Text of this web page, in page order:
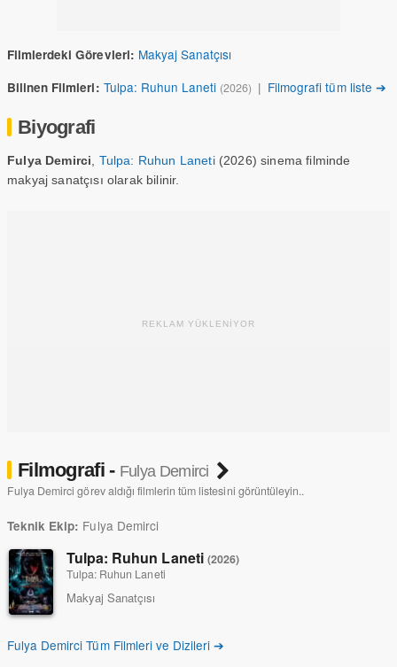
Filmlerdeki Görevleri: Makyaj Sanatçısı
Bilinen Filmleri: Tulpa: Ruhun Laneti (2026) | Filmografi tüm liste ➔
Biyografi
Fulya Demirci Tulpa: Ruhun Laneti(2026) sinema filminde
makyaj sanatçısı olarak bilinir.
REKLAM YÜKLENİYOR
Filmografi - Fulya Demirci
Fulya Demirci görev aldığı filmlerin tüm listesini görüntüleyin..
Teknik Ekip: Fulya Demirci
Tulpa: Ruhun Laneti (2026)
Tulpa: Ruhun Laneti
Makyaj Sanatçısı
Fulya Demirci Tüm Filmleri ve Dizileri ➔